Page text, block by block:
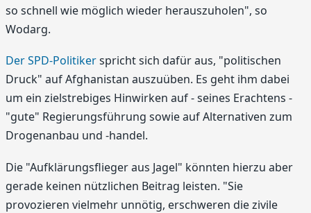
so schnell wie möglich wieder herauszuholen", so
Wodarg.
Der SPD-Politikerspricht sich dafür aus, "politischen
Druck" auf Afghanistan auszuüben. Es geht ihm dabei
um ein zielstrebiges Hinwirken auf - seines Erachtens -
"gute" Regierungsführung sowie auf Alternativen zum
Drogenanbau und -handel.
Die "Aufklärungsflieger aus Jagel" könnten hierzu aber
gerade keinen nützlichen Beitrag leisten. "Sie
provozieren vielmehr unnötig, erschweren die zivile